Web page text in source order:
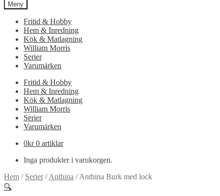
Meny
Fritid & Hobby
Hem & Inredning
Kök & Matlagning
William Morris
Serier
Varumärken
Fritid & Hobby
Hem & Inredning
Kök & Matlagning
William Morris
Serier
Varumärken
0kr 0 artiklar
Inga produkter i varukorgen.
Hem / Serier/Anthina /Anthina Burk med lock
🔍